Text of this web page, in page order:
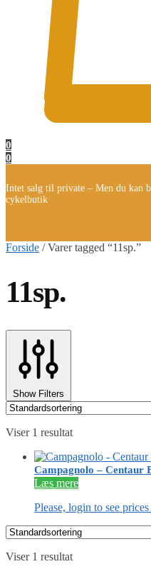
0
0
Intet salg til private – Men du kan
cykelbutik
Forside /Varer tagged “11sp.”
11sp.
Show Filters
Viser 1 resultat
Campagnolo – Centaur
Læs mere
Please, login to see
Viser 1 resultat